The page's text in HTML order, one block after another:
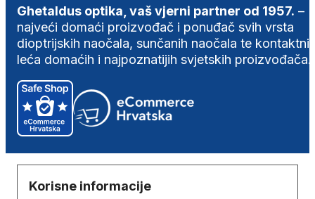
Ghetaldus optika, vaš vjerni partner od 1957. –
najveći domaći proizvođač i ponuđač svih vrsta
dioptrijskih naočala, sunčanih naočala te
leća domaćih i najpoznatijih svjetskih proizvođača.
Korisne informacije